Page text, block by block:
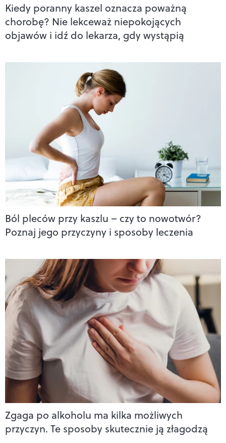
Kiedy poranny kaszel oznacza poważną
chorobę? Nie lekceważ niepokojących
objawów i idź do lekarza, gdy wystąpią
Ból pleców przy kaszlu – czy to nowotwór?
Poznaj jego przyczyny i sposoby leczenia
Zgaga po alkoholu ma kilka możliwych
przyczyn. Te sposoby skutecznie ją złagodzą